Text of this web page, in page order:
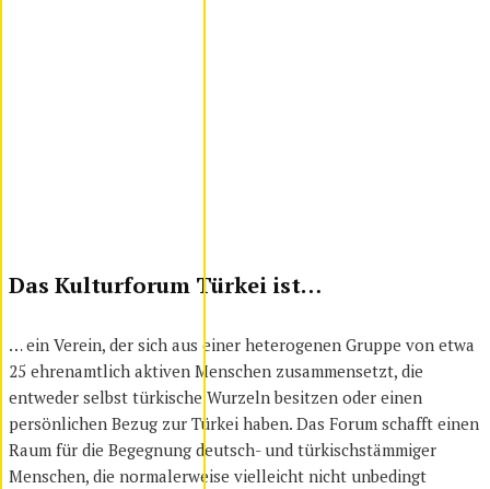
Das Kulturforum Türkei ist…
… ein Verein, der sich aus einer heterogenen Gruppe von etwa
25 ehrenamtlich aktiven Menschen zusammensetzt, die
entweder selbst türkische Wurzeln besitzen oder einen
persönlichen Bezug zur Türkei haben. Das Forum schafft einen
Raum für die Begegnung deutsch- und türkischstämmiger
Menschen, die normalerweise vielleicht nicht unbedingt